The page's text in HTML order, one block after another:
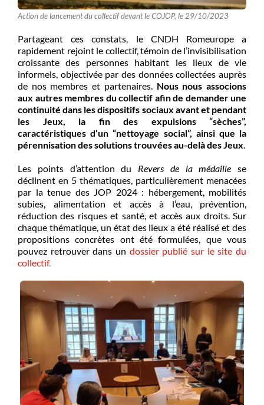
Action de lancement du collectif devant le COJOP, le 29/10/2023
Partageant ces constats, le CNDH Romeurope a
rapidement rejoint le collectif, témoin de l’invisibilisation
croissante des personnes habitant les lieux de vie
informels, objectivée par des données collectées auprès
de nos membres et partenaires. Nous nous associons
aux autres membres du collectif afin de demander une
continuité dans les dispositifs sociaux avant et pendant
les Jeux, la fin des expulsions “sèches”,
caractéristiques d’un “nettoyage social”, ainsi que la
pérennisation des solutions trouvées au-delà des Jeux
Les points d’attention du Revers de la médaille se
déclinent en 5 thématiques, particulièrement menacées
par la tenue des JOP 2024 : hébergement, mobilités
subies, alimentation et accès à l’eau, prévention,
réduction des risques et santé, et accès aux droits. Sur
chaque thématique, un état des lieux a été réalisé et des
propositions concrètes ont été formulées, que vous
pouvez retrouver dans un dossier publié sur le site du
collectif.